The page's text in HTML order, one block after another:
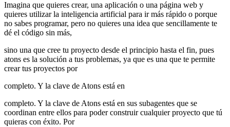
Imagina que quieres crear, una aplicación o una página web y
quieres utilizar la inteligencia artificial para ir más rápido o porque
no sabes programar, pero no quieres una idea que sencillamente te
dé el código sin más,
sino una que cree tu proyecto desde el principio hasta el fin, pues
atons es la solución a tus problemas, ya que es una que te permite
crear tus proyectos por
completo. Y la clave de Atons está en
completo. Y la clave de Atons está en sus subagentes que se
coordinan entre ellos para poder construir cualquier proyecto que tú
quieras con éxito. Por